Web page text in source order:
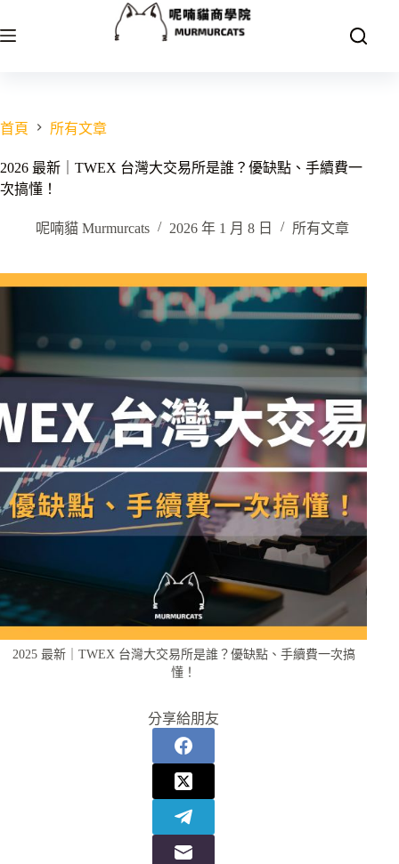
至
容
首頁 所有文章
2026 最新｜TWEX 台灣大交易所是誰？優缺點、手續費一
次搞懂！
呢喃貓 Murmurcats 2026 年 1 月 8 日 所有文章
2025 最新｜TWEX 台灣大交易所是誰？優缺點、手續費一次搞
懂！
分享給朋友